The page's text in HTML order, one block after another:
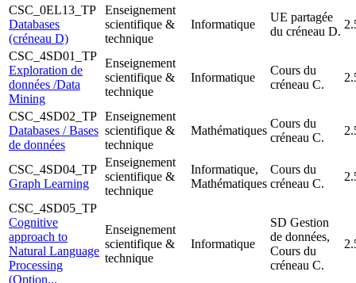
CSC_0EL13_TP
Databases
(créneau D)
Enseignement
scientifique &
technique
Informatique
UE partagée
du créneau D.
CSC_4SD01_TP
Exploration de
données /Data
Mining
Enseignement
scientifique &
technique
Informatique
Cours du
créneau C.
CSC_4SD02_TP
Databases / Bases
de données
Enseignement
scientifique &
technique
Mathématiques
Cours du
créneau C.
CSC_4SD04_TP
Graph Learning
Enseignement
scientifique &
technique
Informatique,
Mathématiques
Cours du
créneau C.
CSC_4SD05_TP
Cognitive
approach to
Natural Language
Processing
(Option...
Enseignement
scientifique &
technique
Informatique
SD Gestion
de données,
Cours du
créneau C.